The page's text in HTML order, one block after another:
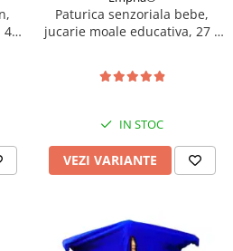
4
Paturica senzoriala bebe,
jucarie moale educativa, 27 x
IN STOC
VEZI VARIANTE